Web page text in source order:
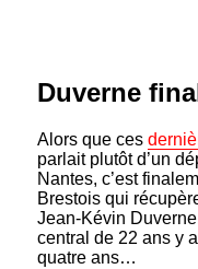
Duverne
Alors que ces
parlait plutôt d’un
Nantes, c’est
Brestois qui
Jean-Kévin
central de 22 ans y
quatre ans…